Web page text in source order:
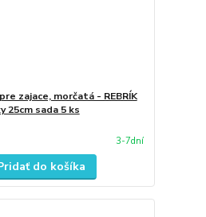
zajace, morčatá - REBRÍK
25cm sada 5 ks
3-7dní
do košíka